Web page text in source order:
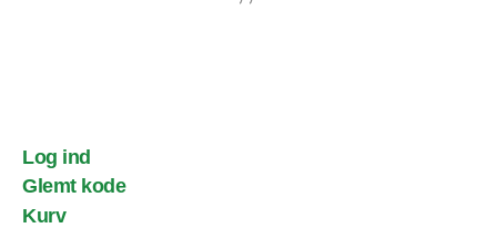
Log ind
Glemt kode
Kurv